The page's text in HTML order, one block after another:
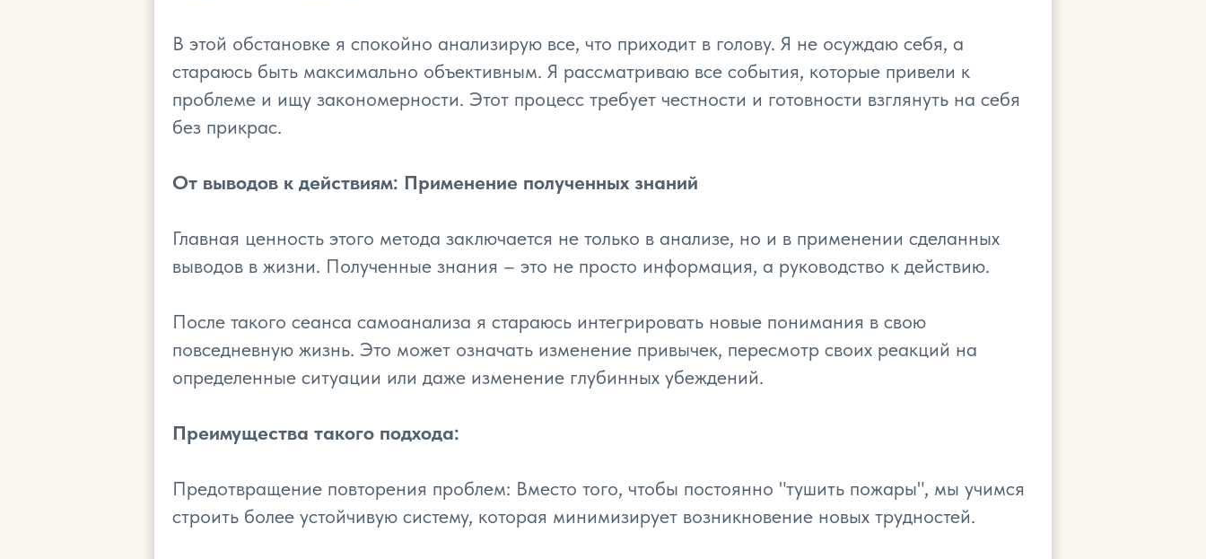
В этой обстановке я спокойно анализирую все, что приходит в голову. Я не осуждаю себя, а
стараюсь быть максимально объективным. Я рассматриваю все события, которые привели к
проблеме и ищу закономерности. Этот процесс требует честности и готовности взглянуть на себя
без прикрас.
От выводов к действиям: Применение полученных знаний
Главная ценность этого метода заключается не только в анализе, но и в применении сделанных
выводов в жизни. Полученные знания – это не просто информация, а руководство к действию.
После такого сеанса самоанализа я стараюсь интегрировать новые понимания в свою
повседневную жизнь. Это может означать изменение привычек, пересмотр своих реакций на
определенные ситуации или даже изменение глубинных убеждений.
Преимущества такого подхода:
Предотвращение повторения проблем: Вместо того, чтобы постоянно "тушить пожары", мы учимся
строить более устойчивую систему, которая минимизирует возникновение новых трудностей.